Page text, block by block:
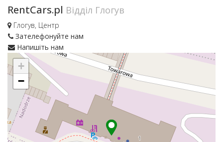
RentCars.pl Відділ Глогув
Глогув, Центр
Зателефонуйте нам
Напишіть нам
+
−